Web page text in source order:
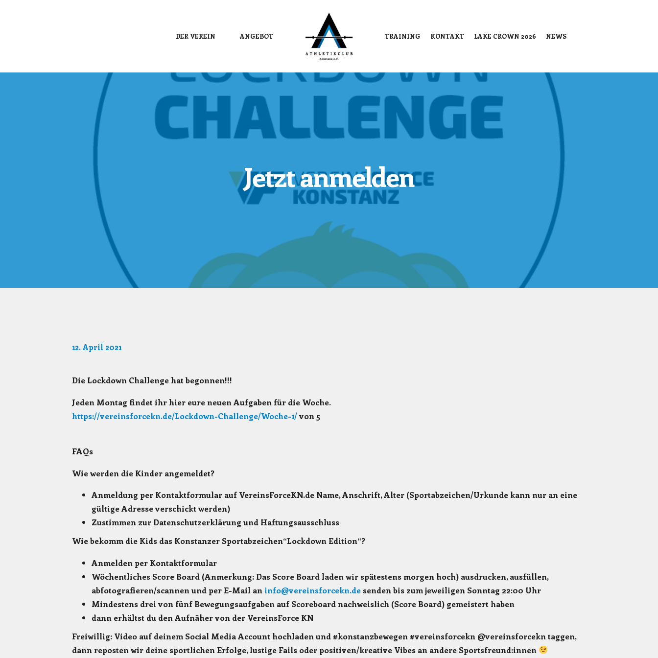
DER VEREIN ANGEBOT TRAINING KONTAKT LAKE CROWN 2026 NEWS
Jetzt anmelden
12. April 2021
Die Lockdown Challenge hat begonnen!!!
Jeden Montag findet ihr hier eure neuen Aufgaben für die Woche.
https://vereinsforcekn.de/Lockdown-Challenge/Woche-1/von 5
FAQs
Wie werden die Kinder angemeldet?
Anmeldung per Kontaktformular auf VereinsForceKN.de Name, Anschrift, Alter (Sportabzeichen/Urkunde kann nur an eine
gültige Adresse verschickt werden)
Zustimmen zur Datenschutzerklärung und Haftungsausschluss
Wie bekomm die Kids das Konstanzer Sportabzeichen“Lockdown Edition“?
Anmelden per Kontaktformular
Wöchentliches Score Board (Anmerkung: Das Score Board laden wir spätestens morgen hoch) ausdrucken, ausfüllen,
abfotografieren/scannen und per E-Mail an info@vereinsforcekn.de senden bis zum jeweiligen Sonntag 22:00 Uhr
Mindestens drei von fünf Bewegungsaufgaben auf Scoreboard nachweislich (Score Board) gemeistert haben
dann erhältst du den Aufnäher von der VereinsForce KN
Freiwillig: Video auf deinem Social Media Account hochladen und #konstanzbewegen #vereinsforcekn @vereinsforcekn taggen,
dann reposten wir deine sportlichen Erfolge, lustige Fails oder positiven/kreative Vibes an andere Sportsfreund:innen